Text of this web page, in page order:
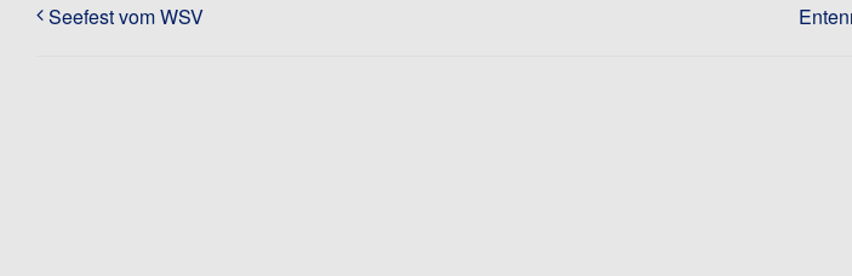
Seefest vom WSV